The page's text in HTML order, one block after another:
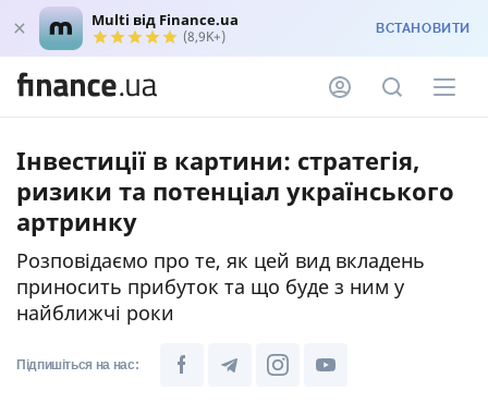
Multi від Finance.ua
(8,9K+) ВСТАНОВИТИ
Інвестиції в картини: стратегія,
ризики та потенціал українського
артринку
Розповідаємо про те, як цей вид вкладень
приносить прибуток та що буде з ним у
найближчі роки
Підпишіться на нас: